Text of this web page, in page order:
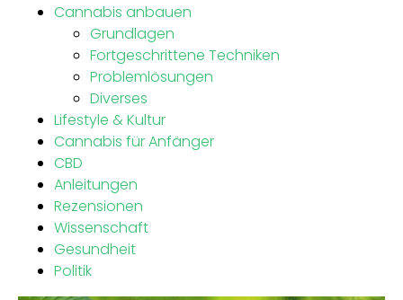
Cannabis anbauen
Grundlagen
Fortgeschrittene Techniken
Problemlösungen
Diverses
Lifestyle & Kultur
Cannabis für Anfänger
CBD
Anleitungen
Rezensionen
Wissenschaft
Gesundheit
Politik